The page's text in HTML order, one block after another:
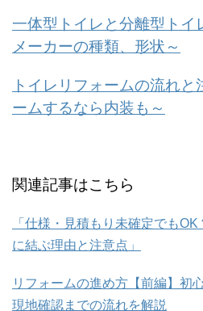
一体型トイレと分離型トイ
メーカーの種類、形状～
トイレリフォームの流れ
ームするなら内装も～
関連記事はこちら
「仕様・見積もり未確定でも
に結ぶ理由と注意点」
リフォームの進め方【前編】初
現地確認までの流れを解説